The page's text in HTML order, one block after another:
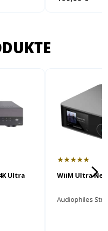
Ultra
★★★★★
WiiM Ultra
Audiophiles